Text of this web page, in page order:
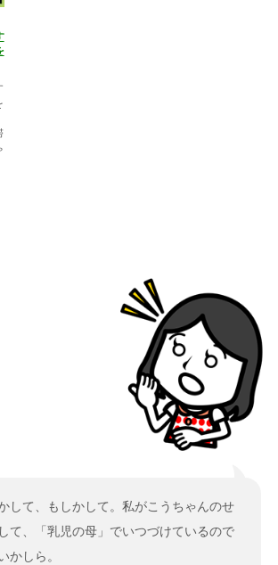
して、もしかして。私がこうちゃんのせ
て、「乳児の母」でいつづけているので
かしら。